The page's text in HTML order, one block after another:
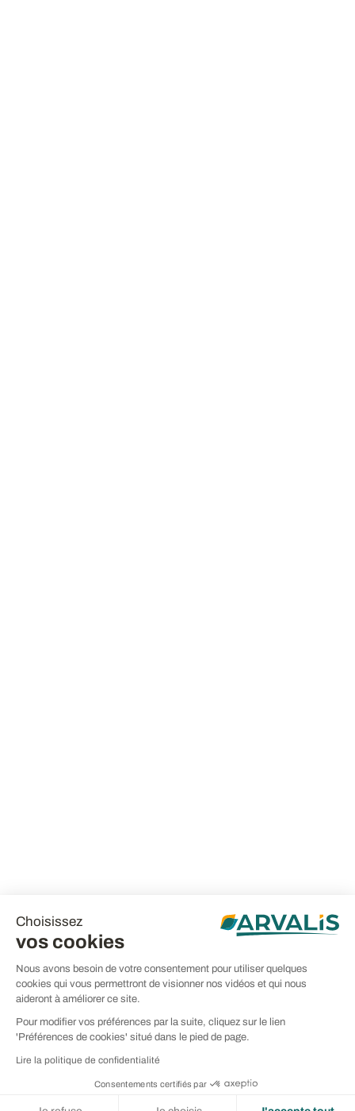
Choisissez
vos cookies
Nous avons besoin de votre consentement pour utiliser quelques
cookies qui vous permettront de visionner nos vidéos et qui nous
aideront à améliorer ce site.
Pour modifier vos préférences par la suite, cliquez sur le lien
'Préférences de cookies' situé dans le pied de page.
Lire la politique de confidentialité
Consentements certifiés par